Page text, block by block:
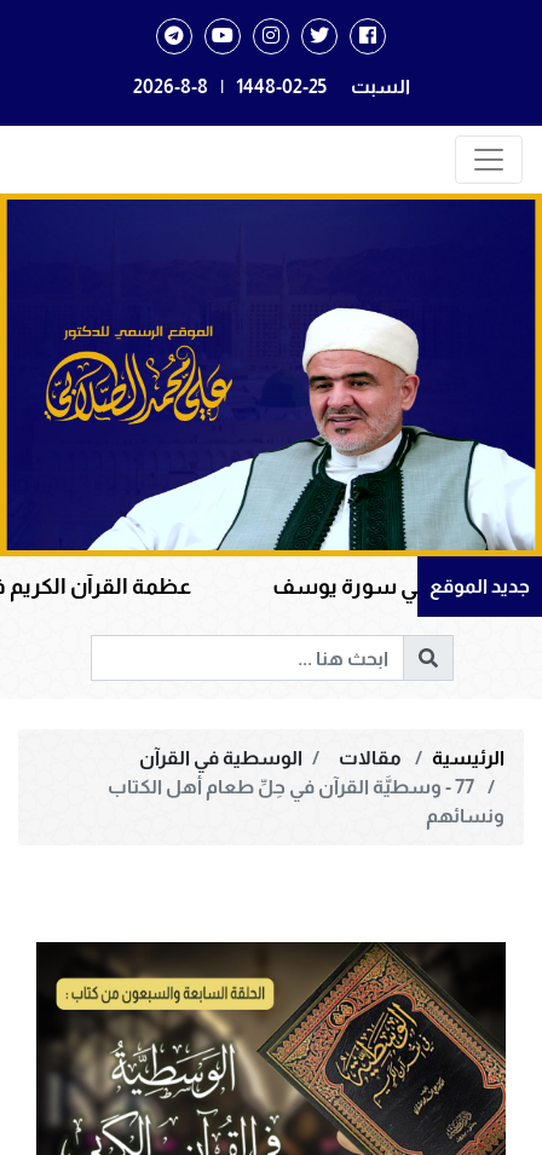
السبت 1448-02-25
|
2026-8-8
جديد الموقع
في سورة يوسف عظمة القرآن الكريم في هداية
الرئيسية مقالات
الوسطية في القرآن
77 - وسطيَّة القرآن في حِلِّ طعام أهل الكتاب
ونسائهم